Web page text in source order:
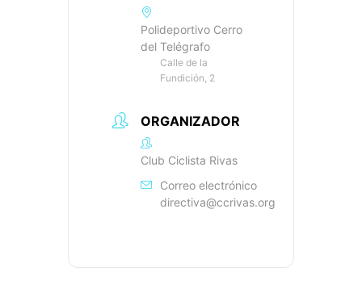
Polideportivo Cerro
del Telégrafo
Calle de la
Fundición, 2
ORGANIZADOR
Club Ciclista Rivas
Correo electrónico
directiva@ccrivas.org